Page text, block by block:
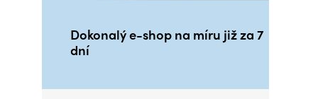
Dokonalý e-shop na míru již za 7
dní